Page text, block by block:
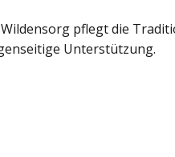
pflegt die
Unterstützung.